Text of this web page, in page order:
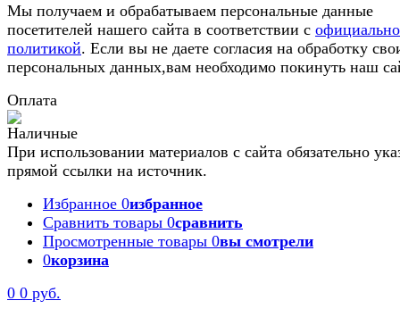
Мы получаем и обрабатываем персональные данные
посетителей нашего сайта в соответствии с
политикой. Если вы не даете согласия на обработку
персональных данных,вам необходимо покинуть наш
Оплата
При использовании материалов с сайта обязательно
прямой ссылки на источник.
Избранное 0избранное
Сравнить товары 0сравнить
Просмотренные товары 0вы смотрели
0корзина
0 0 руб.